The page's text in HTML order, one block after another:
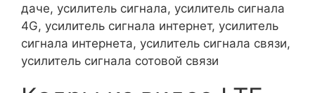
даче, усилитель сигнала, усилитель сигнала
4G, усилитель сигнала интернет, усилитель
сигнала интернета, усилитель сигнала связи,
усилитель сигнала сотовой связи